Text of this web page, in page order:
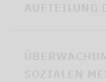
AUFTEILUNG
SOZIALEN